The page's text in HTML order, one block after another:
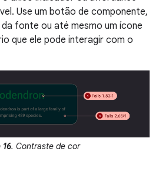
Use um botão de componente,
fonte ou até mesmo um ícone
que ele pode interagir com o
. Contraste de cor